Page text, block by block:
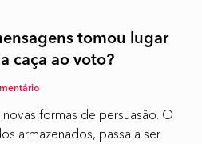
tomou lugar
caça ao voto?
formas de persuasão. O
armazenados, passa a ser